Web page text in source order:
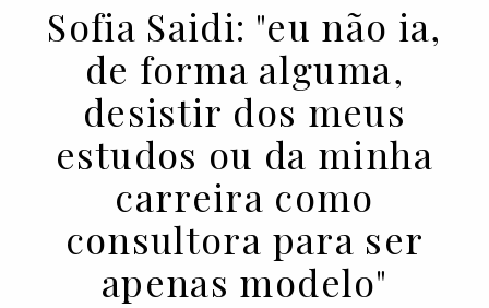
Sofia Saidi: "eu não ia,
de forma alguma,
desistir dos meus
estudos ou da minha
carreira como
consultora para ser
apenas modelo"